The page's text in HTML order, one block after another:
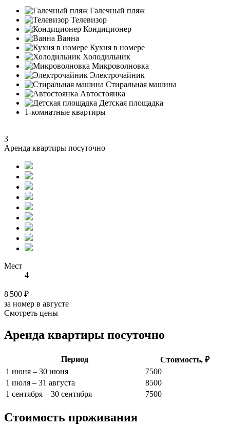
Галечный пляж
Телевизор
Кондиционер
Ванна
Кухня в номере
Холодильник
Микроволновка
Электрочайник
Стиральная машина
Автостоянка
Детская площадка
1-комнатные квартиры
3
Аренда квартиры посуточно
Мест
4
8 500 ₽
за номер в августе
Смотреть цены
Аренда квартиры посуточно
Период
Стоимость, ₽
1 июня – 30 июня
7500
1 июля – 31 августа
8500
1 сентября – 30 сентября
7500
Стоимость проживания